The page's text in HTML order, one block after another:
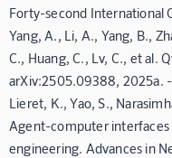
Forty-second International
Yang, A., Li, A., Yang, B.,
C., Huang, C., Lv, C., et al.
arXiv:2505.09388, 2025a.
Lieret, K., Yao, S.,
Agent-computer
engineering. Advances in